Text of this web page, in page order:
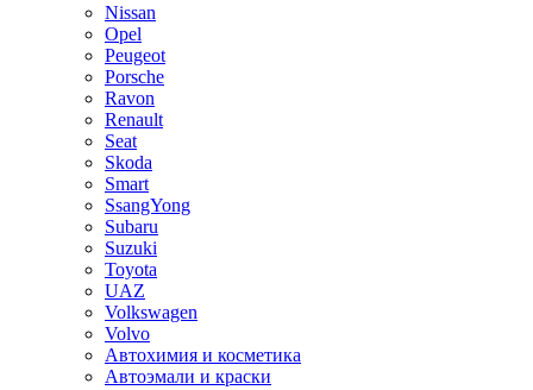
Nissan
Opel
Peugeot
Porsche
Ravon
Renault
Seat
Skoda
Smart
SsangYong
Subaru
Suzuki
Toyota
UAZ
Volkswagen
Volvo
Автохимия и косметика
Автоэмали и краски